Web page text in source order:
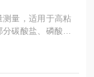
量，适用于高粘
碳酸盐、磷酸盐